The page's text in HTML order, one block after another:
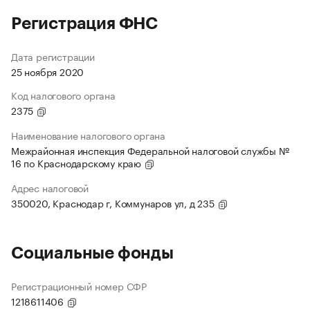
Регистрация ФНС
Дата регистрации
25 ноября 2020
Код налогового органа
2375
Наименование налогового органа
Межрайонная инспекция Федеральной налоговой службы №
16 по Краснодарскому краю
Адрес налоговой
350020, Краснодар г, Коммунаров ул, д 235
Социальные фонды
Регистрационный номер СФР
1218611406